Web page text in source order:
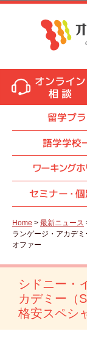
留学プ
語学学校
ワーキング
セミナー・
Home > 最新ニュース
ランゲージ・アカデ
オファー
シドニー・
カデミー（
格安スペシ